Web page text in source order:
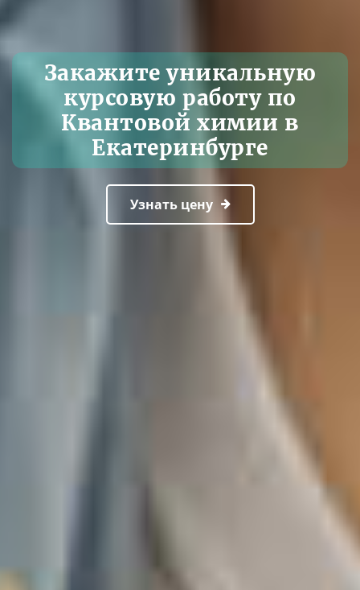
Закажите уникальную
курсовую работу по
Квантовой химии в
Екатеринбурге
Узнать цену